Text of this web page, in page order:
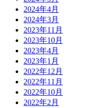
2024年4月
2024年3月
2023年11月
2023年10月
2023年4月
2023年1月
2022年12月
2022年11月
2022年10月
2022年2月